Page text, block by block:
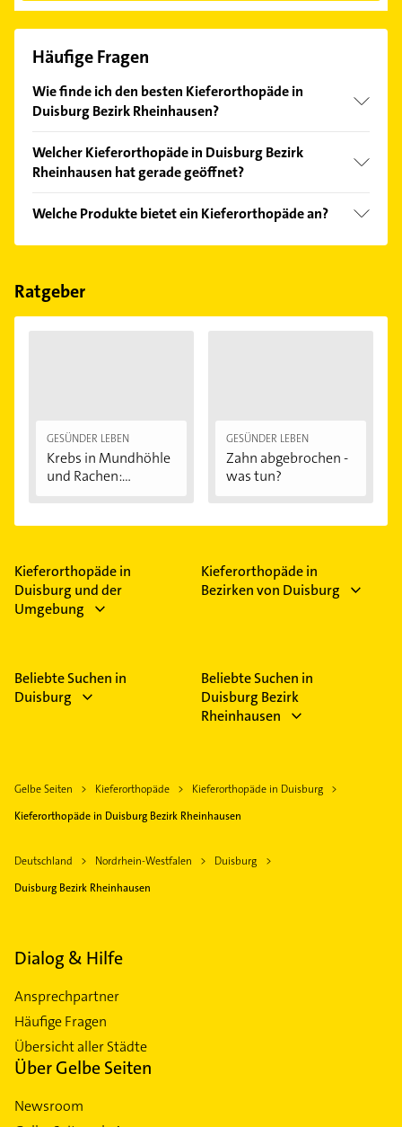
Häufige Fragen
Wie finde ich den besten Kieferorthopäde in
Duisburg Bezirk Rheinhausen?
Kundenmeinungen und profitieren Sie von den
Empfehlungen. Die Suchergebnisse können Sie sich
Welcher Kieferorthopäde in Duisburg Bezirk
Rheinhausen hat gerade geöffnet?
Bitte beachten Sie, dass diese an Sonn- und
Feiertagen abweichen können.
Welche Produkte bietet ein Kieferorthopäde an?
Das Angebot umfasst unter anderem Zahnspangen.
Ratgeber
GESÜNDER LEBEN
Krebs in Mundhöhle
und Rachen:...
GESÜNDER LEBEN
Zahn abgebrochen -
was tun?
Kieferorthopäde in
Duisburg und der
Umgebung
Kieferorthopäde in
Bezirken von Duisburg
Beliebte Suchen in
Duisburg
Beliebte Suchen in
Duisburg Bezirk
Rheinhausen
Gelbe Seiten Kieferorthopäde
Kieferorthopäde in Duisburg
Kieferorthopäde in Duisburg Bezirk Rheinhausen
Deutschland Nordrhein-Westfalen
Duisburg
Duisburg Bezirk Rheinhausen
Dialog & Hilfe
Ansprechpartner
Häufige Fragen
Übersicht aller Städte
Über Gelbe Seiten
Newsroom